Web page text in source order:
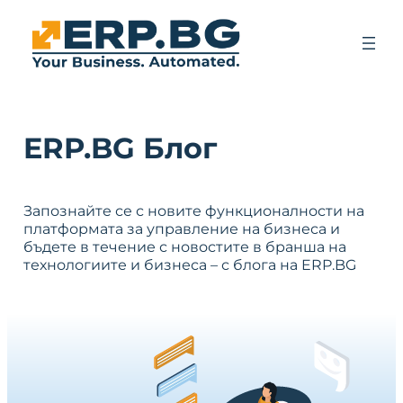
ERP.BG Блог
Запознайте се с новите функционалности на
платформата за управление на бизнеса и
бъдете в течение с новостите в бранша на
технологиите и бизнеса – с блога на ERP.BG